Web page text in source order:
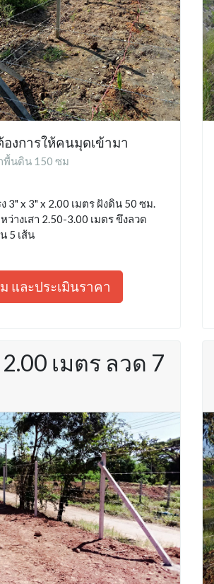
งการให้คนมุดเข้ามา
พื้นดิน 150 ซม
3" x 3" x 2.00 เมตร ฝังดิน 50 ซม.
ว่างเสา 2.50-3.00 เมตร ขึงลวด
5 เส้น
และประเมินราคา
เมตร ลวด 7